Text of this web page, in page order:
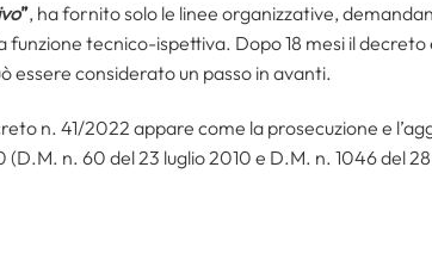
”, ha fornito solo le linee organizzative,
tecnico-ispettiva. Dopo 18 mesi il
essere considerato un passo in avanti.
n. 41/2022 appare come la prosecuzione e
(D.M. n. 60 del 23 luglio 2010 e D.M. n. 1046 del